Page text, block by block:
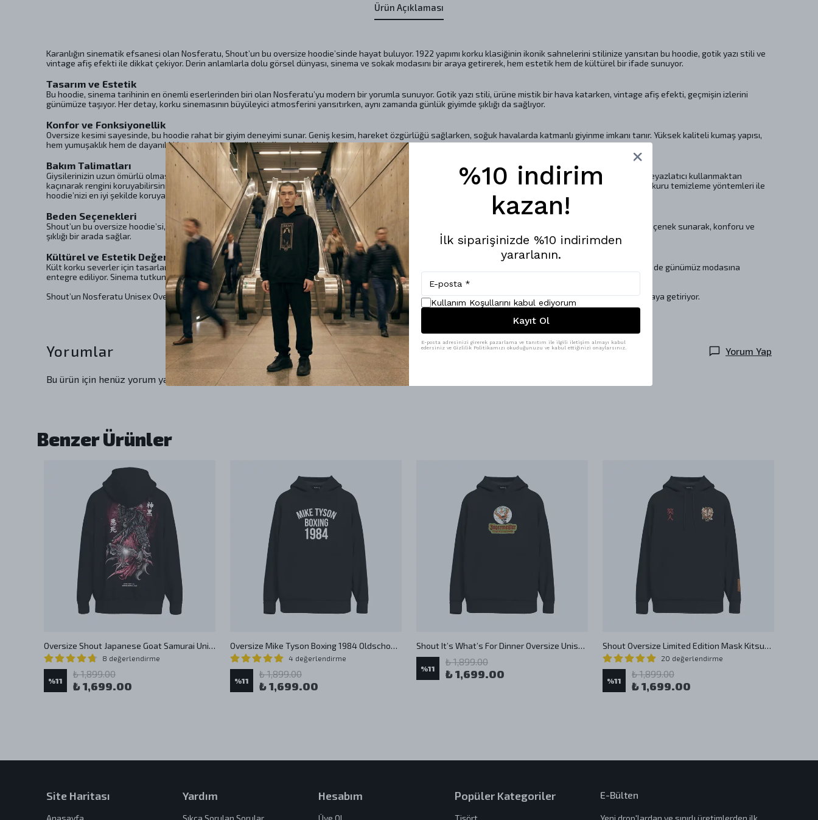
Ürün Açıklaması
Karanlığın sinematik efsanesi olan Nosferatu, Shout’un bu oversize hoodie’sinde hayat buluyor. 1922 yapımı korku klasiğinin ikonik sahnelerini stilinize yansıtan bu hoodie, gotik yazı stili ve
vintage afiş efekti ile dikkat çekiyor. Derin anlamlarla dolu görsel dünyası, sinema ve sokak modasını bir araya getirerek, hem estetik hem de kültürel bir ifade sunuyor.
Tasarım ve Estetik
Bu hoodie, sinema tarihinin en önemli eserlerinden biri olan Nosferatu’yu modern bir yorumla sunuyor. Gotik yazı stili, ürüne mistik bir hava katarken, vintage afiş efekti, geçmişin izlerini
günümüze taşıyor. Her detay, korku sinemasının büyüleyici atmosferini yansıtırken, aynı zamanda günlük giyimde şıklığı da sağlıyor.
Konfor ve Fonksiyonellik
Oversize kesimi sayesinde, bu hoodie rahat bir giyim deneyimi sunar. Geniş kesim, hareket özgürlüğü sağlarken, soğuk havalarda katmanlı giyinme imkanı tanır. Yüksek kaliteli kumaş yapısı,
hem yumuşaklık hem de dayanıklılık sunarak, uzun süreli kullanım için idealdir.
Bakım Talimatları
Giysilerinizin uzun ömürlü olmasını sağlamak için, bakım talimatlarına dikkat etmek önemlidir. Makinada hassas yıkama ile 30ºC’de nazik bir temizlik yapabilir, beyazlatıcı kullanmaktan
kaçınarak rengini koruyabilirsiniz. Ütüleme işlemini 110ºC’de gerçekleştirerek, giysinizin formunu koruyabilirsiniz. Düşük hızda merdaneli yıkama ve profesyonel kuru temizleme yöntemleri ile
hoodie’nizi en iyi şekilde koruyabilirsiniz.
Beden Seçenekleri
Shout’un bu oversize hoodie’si, farklı beden seçenekleri ile herkesin tarzına hitap eder. S, M, L, XL, 2XL ve 3XL beden alternatifleri, her vücut tipine uygun bir seçenek sunarak, konforu ve
şıklığı bir arada sağlar.
Kültürel ve Estetik Değer
Kült korku severler için tasarlanmış bu hoodie, sadece bir giyim parçası olmanın ötesine geçiyor. Zamansız bir stil sunarak, hem geçmişe bir selam duruyor hem de günümüz modasına
entegre ediliyor. Sinema tutkunları için güçlü bir ifade aracı olan bu parça, dolabınızda yer almayı kesinlikle hak ediyor.
Shout’un Nosferatu Unisex Oversize Hoodie’si, hem estetik hem de işlevsellik açısından mükemmel bir denge sunarak, günlük yaşamda şıklığı ve konforu bir araya getiriyor.
Yorumlar Yorum Yap
Bu ürün için henüz yorum yapılmamış.
Benzer Ürünler
Oversize Shout Japanese Goat Samurai Unisex Hoodie
8 değerlendirme
%11
₺ 1,899.00
₺ 1,699.00
Oversize Mike Tyson Boxing 1984 Oldschool Unisex Hoodie
4 değerlendirme
%11
₺ 1,899.00
₺ 1,699.00
Shout It’s What’s For Dinner Oversize Unisex Hoodie
%11
₺ 1,899.00
₺ 1,699.00
Shout Oversize Limited Edition Mask Kitsune Unisex Hoodie
20 değerlendirme
%11
₺ 1,899.00
₺ 1,699.00
Site Haritası
Anasayfa
Yardım
Sıkça Sorulan Sorular
Hesabım
Üye Ol
Popüler Kategoriler
Tişört
E-Bülten
Yeni drop'lardan ve sınırlı üretimlerden ilk
%10 indirim
kazan!
İlk siparişinizde %10 indirimden
yararlanın.
Kullanım Koşullarını kabul ediyorum
Kayıt Ol
E-posta adresinizi girerek pazarlama ve tanıtım ile ilgili iletişim almayı kabul
edersiniz ve Gizlilik Politikamızı okuduğunuzu ve kabul ettiğinizi onaylarsınız.